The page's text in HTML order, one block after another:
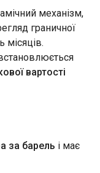
ЄС.
на тлі
цін на
війну в
з
механізм,
граничної
місяців.
вартості
за барель і має